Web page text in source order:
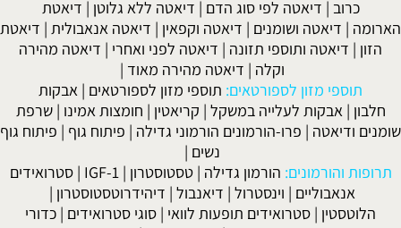
כרוב | דיאטה לפי סוג הדם | דיאטה ללא גלוטן | דיאטת
הארומה | דיאטה ושומנים | דיאטה וקפאין | דיאטה אנאבולית | דיאטת
הזון | דיאטה ותוספי תזונה | דיאטה לפני ואחרי | דיאטה מהירה
וקלה | דיאטה מהירה מאוד |
תוספי מזון לספורטאים: תוספי מזון לספורטאים | אבקות
חלבון | אבקות לעלייה במשקל | קריאטין | חומצות אמינו |שרפת
שומנים ודיאטה | פרו-הורמונים הורמוני גדילה | פיתוח גוף | פיתוח גוף
נשים |
תרופות והורמונים: הורמון גדילה |טסטוסטרון |
IGF-1
|סטרואידים
אנאבוליים | וינסטרול | דיאנבול | דיהידרוטסטוסטרון |
הלוטסטין | סטרואידים תופעות לוואי | סוגי סטרואידים | כדורי